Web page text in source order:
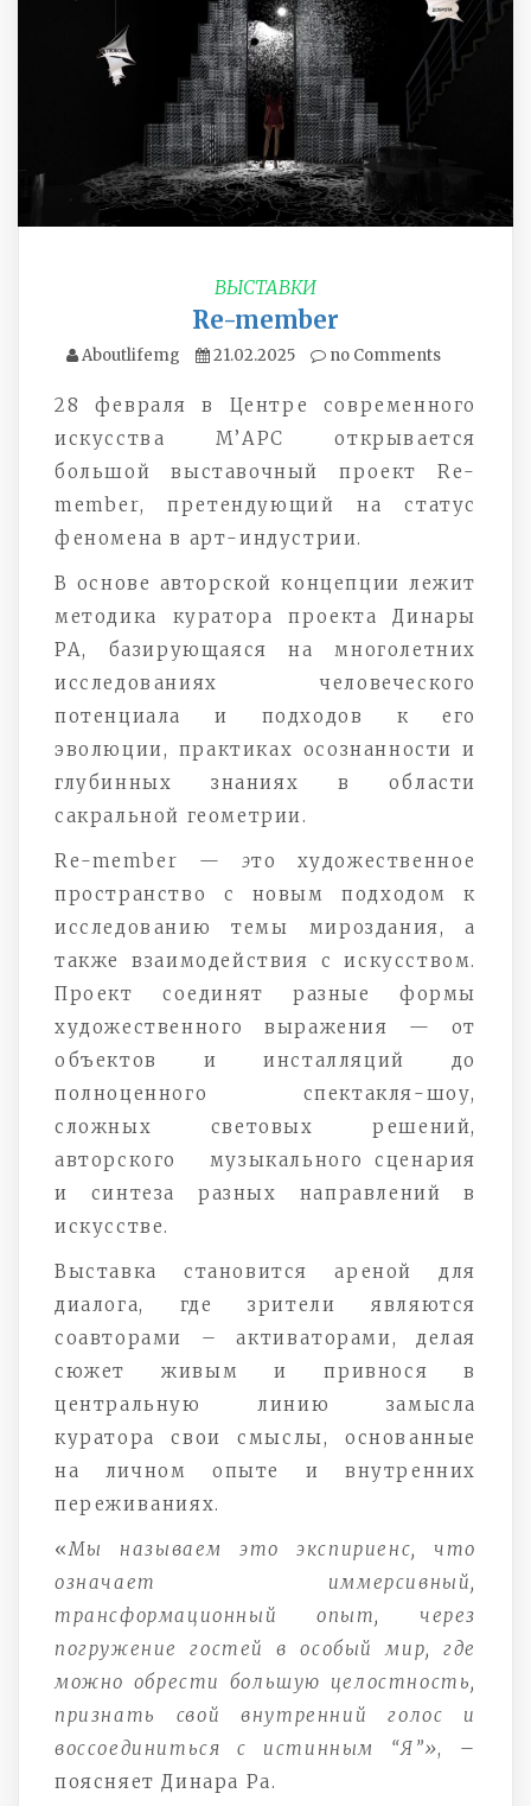
ВЫСТАВКИ
Re-member
Aboutlifemg 21.02.2025 no Comments
28 февраля в Центре современного
искусства М’АРС открывается
большой выставочный проект Re-
member, претендующий на статус
феномена в арт-индустрии.
В основе авторской концепции лежит
методика куратора проекта Динары
РА, базирующаяся на многолетних
исследованиях человеческого
потенциала и подходов к его
эволюции, практиках осознанности и
глубинных знаниях в области
сакральной геометрии.
Re-member — это художественное
пространство с новым подходом к
исследованию темы мироздания, а
также взаимодействия с искусством.
Проект соединят разные формы
художественного выражения — от
объектов и инсталляций до
полноценного спектакля-шоу,
сложных световых решений,
авторского музыкального сценария
и синтеза разных направлений в
искусстве.
Выставка становится ареной для
диалога, где зрители являются
соавторами – активаторами, делая
сюжет живым и привнося в
центральную линию замысла
куратора свои смыслы, основанные
на личном опыте и внутренних
переживаниях.
«Мы называем это экспириенс, что
означает иммерсивный,
трансформационный опыт, через
погружение гостей в особый мир, где
можно обрести большую целостность,
признать свой внутренний голос и
воссоединиться с истинным “Я”», –
поясняет Динара Ра.